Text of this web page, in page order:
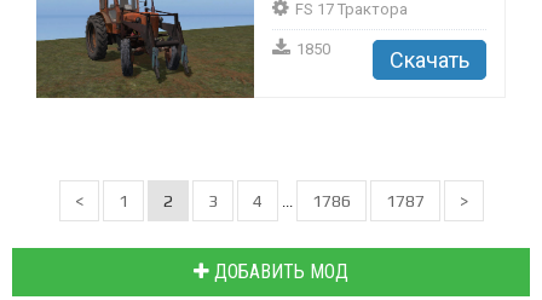
FS 17 Трактора
1850 Скачать
< 1 2 3 4 ... 1786 1787 >
ДОБАВИТЬ МОД